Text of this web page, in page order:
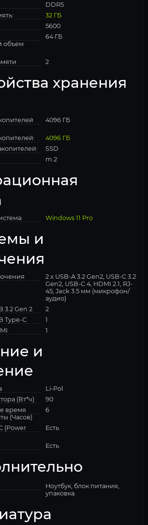
DDR5
32 ГБ
5600
объем
64 ГБ
2
хранения
4096 ГБ
4096 ГБ
SSD
m.2
Windows 11 Pro
и
2 x USB-A 3.2 Gen2, USB-C 3.2
Gen2, USB-C 4, HDMI 2.1, RJ-
45, Jack 3.5 мм (микрофон/
аудио)
3.2 Gen 2
2
Type-C
1
1
и
Li-Pol
(Вт*ч)
90
время
(Часов)
6
(Power
Есть
Есть
Ноутбук, блок питания,
упаковка.